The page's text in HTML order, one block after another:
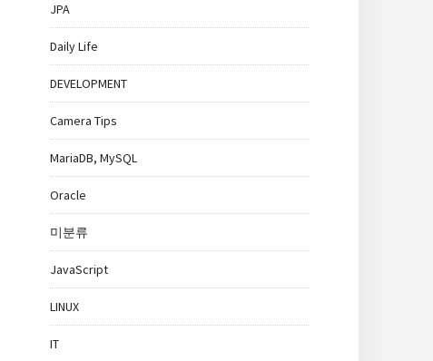
JPA
Daily Life
DEVELOPMENT
Camera Tips
MariaDB, MySQL
Oracle
미분류
JavaScript
LINUX
IT